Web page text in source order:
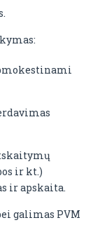
ir kt.)
ir apskaita.
galimas PVM